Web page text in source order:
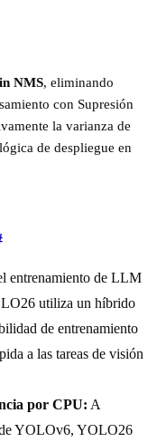
NMS, eliminando
con Supresión
la varianza de
de despliegue en
entrenamiento de LLM
utiliza un híbrido
de entrenamiento
a las tareas de visión
por CPU: A
YOLOv6, YOLO26